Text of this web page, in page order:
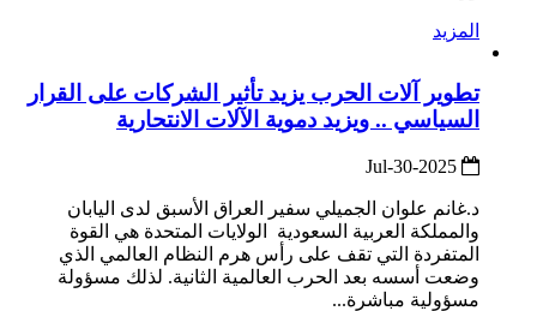
المزيد
تطوير آلات الحرب يزيد تأثير الشركات على القرار
السياسي .. ويزيد دموية الآلات الانتحارية
د.غانم علوان الجميلي سفير العراق الأسبق لدى اليابان
والمملكة العربية السعودية الولايات المتحدة هي القوة
المتفردة التي تقف على رأس هرم النظام العالمي الذي
وضعت أسسه بعد الحرب العالمية الثانية. لذلك مسؤولة
مسؤولية مباشرة...